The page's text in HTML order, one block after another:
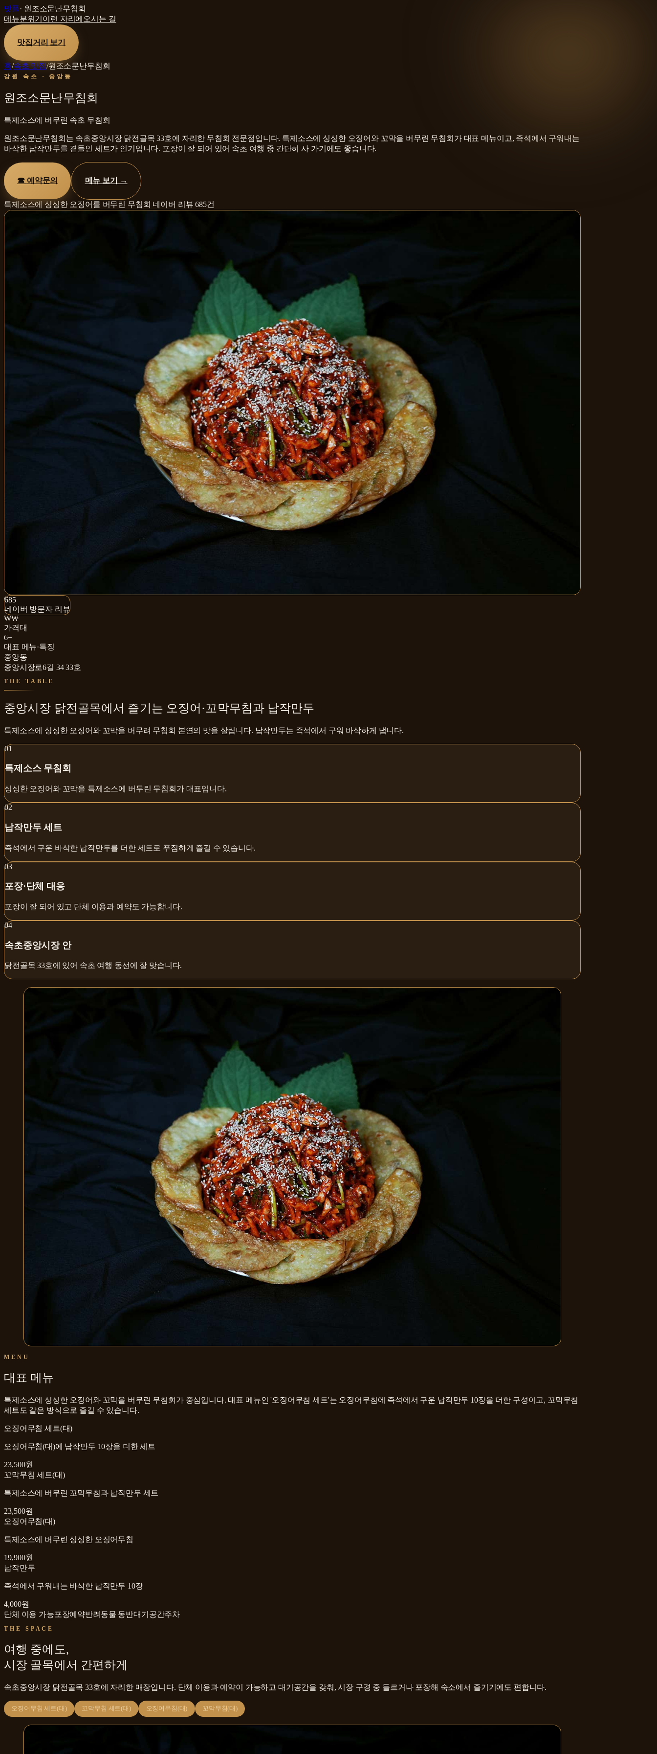
맛플· 원조소문난무침회
메뉴분위기 이런 자리에 오시는 길
맛집거리 보기
홈/속초 맛집/원조소문난무침회
강원 속초 · 중앙동
원조소문난무침회
특제소스에 버무린 속초 무침회
원조소문난무침회는 속초중앙시장 닭전골목 33호에 자리한 무침회 전문점입니다. 특제소스에 싱싱한 오징어와 꼬막을 버무린 무침회가 대표 메뉴이고, 즉석에서 구워내는
바삭한 납작만두를 곁들인 세트가 인기입니다. 포장이 잘 되어 있어 속초 여행 중 간단히 사 가기에도 좋습니다.
☎ 예약문의 메뉴 보기 →
특제소스에 싱싱한 오징어를 버무린 무침회 네이버 리뷰685건
685
네이버 방문자 리뷰
685+
네이버 방문자 리뷰
₩₩
가격대
6+
대표 메뉴·특징
중앙동
중앙시장로6길 34 33호
THE TABLE
중앙시장 닭전골목에서 즐기는 오징어·꼬막무침과 납작만두
특제소스에 싱싱한 오징어와 꼬막을 버무려 무침회 본연의 맛을 살립니다. 납작만두는 즉석에서 구워 바삭하게 냅니다.
01
특제소스 무침회
싱싱한 오징어와 꼬막을 특제소스에 버무린 무침회가 대표입니다.
02
납작만두 세트
즉석에서 구운 바삭한 납작만두를 더한 세트로 푸짐하게 즐길 수 있습니다.
03
포장·단체 대응
포장이 잘 되어 있고 단체 이용과 예약도 가능합니다.
04
속초중앙시장 안
닭전골목 33호에 있어 속초 여행 동선에 잘 맞습니다.
MENU
대표 메뉴
특제소스에 싱싱한 오징어와 꼬막을 버무린 무침회가 중심입니다. 대표 메뉴인 '오징어무침 세트'는 오징어무침에 즉석에서 구운 납작만두 10장을 더한 구성이고, 꼬막무침
세트도 같은 방식으로 즐길 수 있습니다.
오징어무침 세트(대)
오징어무침(대)에 납작만두 10장을 더한 세트
23,500원
꼬막무침 세트(대)
특제소스에 버무린 꼬막무침과 납작만두 세트
23,500원
오징어무침(대)
특제소스에 버무린 싱싱한 오징어무침
19,900원
납작만두
즉석에서 구워내는 바삭한 납작만두 10장
4,000원
단체 이용 가능포장예약반려동물 동반대기공간주차
THE SPACE
여행 중에도,
시장 골목에서 간편하게
속초중앙시장 닭전골목 33호에 자리한 매장입니다. 단체 이용과 예약이 가능하고 대기공간을 갖춰, 시장 구경 중 들르거나 포장해 숙소에서 즐기기에도 편합니다.
오징어무침 세트(대) 꼬막무침 세트(대) 오징어무침(대) 꼬막무침(대)